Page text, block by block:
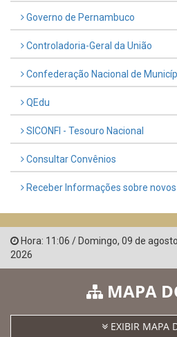
Governo de Pernambuco
Controladoria-Geral da União
Confederação Nacional de
QEdu
SICONFI - Tesouro Nacional
Consultar Convênios
Receber Informações sobre
Hora: 11:06 / Domingo, 09 de
2026
MAPA
EXIBIR MAPA